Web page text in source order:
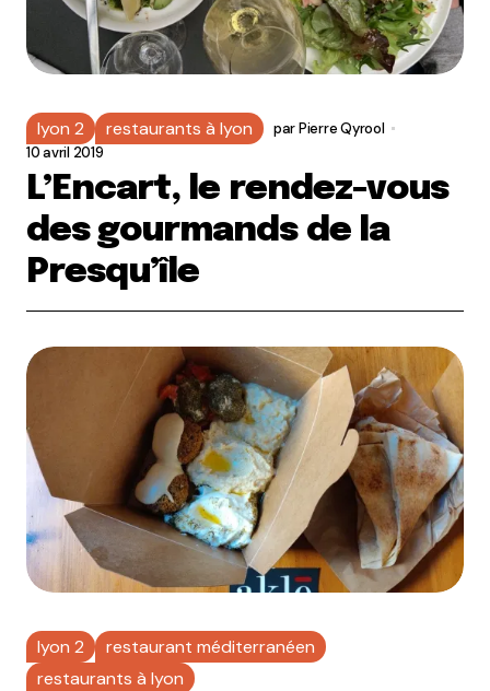
lyon 2 restaurants à lyon parPierre Qyrool
10 avril 2019
L’Encart, le rendez-vous
des gourmands de la
Presqu’île
lyon 2
restaurant méditerranéen
restaurants à lyon